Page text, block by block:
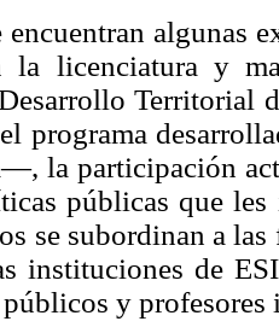
encuentran algunas
la licenciatura y
Territorial
programa
la participación
públicas que
se subordinan a
instituciones de
y profesores